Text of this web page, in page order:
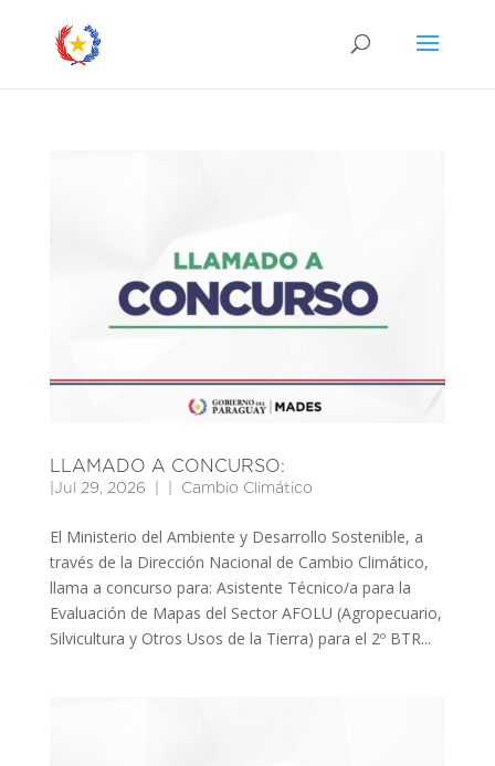
LLAMADO A CONCURSO:
Jul 29, 2026 Cambio Climático
El Ministerio del Ambiente y Desarrollo Sostenible, a
través de la Dirección Nacional de Cambio Climático,
llama a concurso para: Asistente Técnico/a para la
Evaluación de Mapas del Sector AFOLU (Agropecuario,
Silvicultura y Otros Usos de la Tierra) para el 2º BTR...